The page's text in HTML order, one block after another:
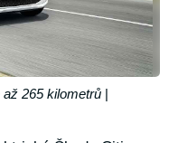
265 kilometrů |